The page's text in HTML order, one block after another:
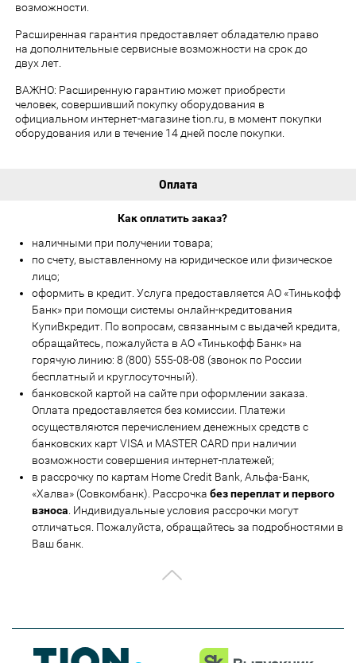
возможности.
Расширенная гарантия предоставляет обладателю право
на дополнительные сервисные возможности на срок до
двух лет.
ВАЖНО: Расширенную гарантию может приобрести
человек, совершивший покупку оборудования в
официальном интернет-магазине tion.ru, в момент покупки
оборудования или в течение 14 дней после покупки.
Оплата
Как оплатить заказ?
наличными при получении товара;
по счету, выставленному на юридическое или физическое
лицо;
оформить в кредит. Услуга предоставляется АО «Тинькофф
Банк» при помощи системы онлайн-кредитования
КупиВкредит. По вопросам, связанным с выдачей кредита,
обращайтесь, пожалуйста в АО «Тинькофф Банк» на
горячую линию: 8 (800) 555-08-08 (звонок по России
бесплатный и круглосуточный).
банковской картой на сайте при оформлении заказа.
Оплата предоставляется без комиссии. Платежи
осуществляются перечислением денежных средств с
банковских карт VISA и MASTER CARD при наличии
возможности совершения интернет-платежей;
в рассрочку по картам Home Credit Bank, Альфа-Банк,
«Халва» (Совкомбанк). Рассрочка без переплат и первого
взноса . Индивидуальные условия рассрочки могут
отличаться. Пожалуйста, обращайтесь за подробностями в
Ваш банк.